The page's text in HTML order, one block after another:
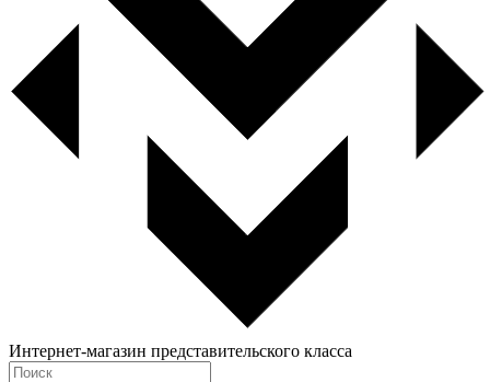
Интернет-магазин представительского класса